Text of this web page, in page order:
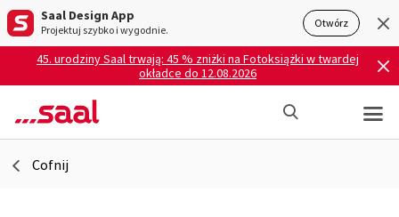
Saal Design App
Projektuj szybko i wygodnie. Otwórz
45. urodziny Saal trwają: 45 % zniżki na Fotoksiążki w twardej
okładce do 12.08.2026
Cofnij